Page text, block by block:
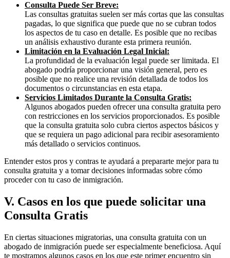
Consulta Puede Ser Breve:
Las consultas gratuitas suelen ser más cortas que las consultas
pagadas, lo que significa que puede que no se cubran todos
los aspectos de tu caso en detalle. Es posible que no recibas
un análisis exhaustivo durante esta primera reunión.
Limitación en la Evaluación Legal Inicial:
La profundidad de la evaluación legal puede ser limitada. El
abogado podría proporcionar una visión general, pero es
posible que no realice una revisión detallada de todos los
documentos o circunstancias en esta etapa.
Servicios Limitados Durante la Consulta Gratis:
Algunos abogados pueden ofrecer una consulta gratuita pero
con restricciones en los servicios proporcionados. Es posible
que la consulta gratuita solo cubra ciertos aspectos básicos y
que se requiera un pago adicional para recibir asesoramiento
más detallado o servicios continuos.
Entender estos pros y contras te ayudará a prepararte mejor para tu
consulta gratuita y a tomar decisiones informadas sobre cómo
proceder con tu caso de inmigración.
V. Casos en los que puede solicitar una
Consulta Gratis
En ciertas situaciones migratorias, una consulta gratuita con un
abogado de inmigración puede ser especialmente beneficiosa. Aquí
te mostramos algunos casos en los que este primer encuentro sin